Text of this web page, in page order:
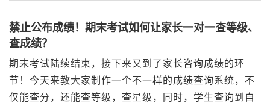
禁止公布成绩！期末考试如何让家长一对一查等级、
查成绩？
期末考试陆续结束，接下来又到了家长咨询成绩的环
节！今天来教大家制作一个不一样的成绩查询系统，不
仅能查分，还能查等级，查星级，同时，学生查询到自